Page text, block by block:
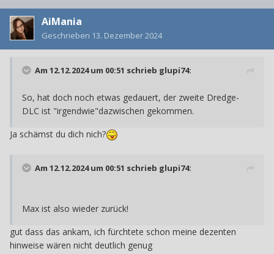
AiMania
Geschrieben 13. Dezember 2024
Am 12.12.2024 um 00:51 schrieb glupi74:
So, hat doch noch etwas gedauert, der zweite Dredge-
DLC ist "irgendwie"dazwischen gekommen.
Ja schämst du dich nich?
Am 12.12.2024 um 00:51 schrieb glupi74:
Max ist also wieder zurück!
gut dass das ankam, ich fürchtete schon meine dezenten
hinweise wären nicht deutlich genug